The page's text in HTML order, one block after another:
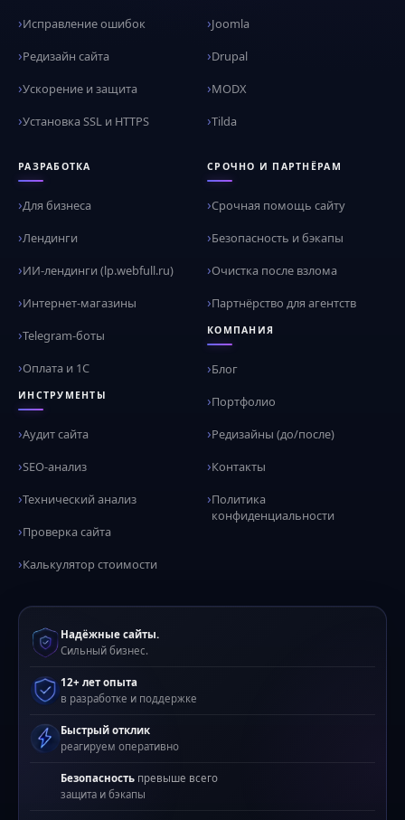
Исправление ошибок
Редизайн сайта
Ускорение и защита
Установка SSL и HTTPS
Joomla
Drupal
MODX
Tilda
РАЗРАБОТКА
Для бизнеса
Лендинги
ИИ-лендинги (lp.webfull.ru)
Интернет-магазины
Telegram-боты
Оплата и 1С
ИНСТРУМЕНТЫ
Аудит сайта
SEO-анализ
Технический анализ
Проверка сайта
Калькулятор стоимости
СРОЧНО И ПАРТНЁРАМ
Срочная помощь сайту
Безопасность и бэкапы
Очистка после взлома
Партнёрство для агентств
КОМПАНИЯ
Блог
Портфолио
Редизайны (до/после)
Контакты
Политика
конфиденциальности
Надёжные сайты.
Сильный бизнес.
12+ лет опыта
в разработке и поддержке
Быстрый отклик
реагируем оперативно
Безопасность превыше всего
защита и бэкапы